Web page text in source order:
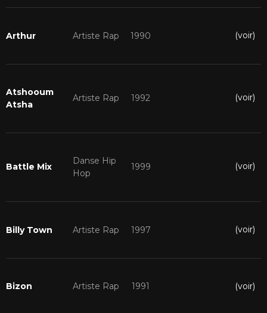
Arthur Artiste Rap 1990 (voir)
Atshooum
Atsha
Artiste Rap 1992 (voir)
Battle Mix
Danse Hip
Hop
1999 (voir)
Billy Town Artiste Rap 1997 (voir)
Bizon Artiste Rap 1991 (voir)